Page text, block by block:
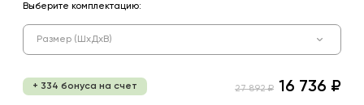
Выберите комплектацию:
Размер (ШхДхВ)
+ 334 бонуса на счет 27 892 ₽ 16 736 ₽